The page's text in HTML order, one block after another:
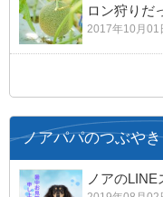
ロン狩りだ
2017年10月01
ノアパパのつぶや
ノアのLINE